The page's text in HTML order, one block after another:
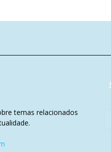
temas relacionados